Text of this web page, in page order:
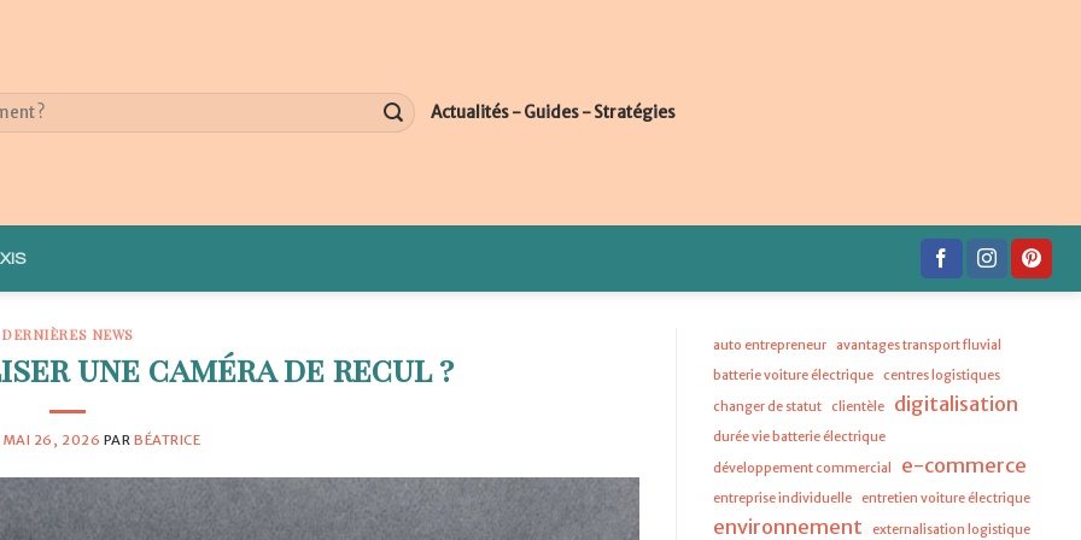
Actualités - Guides - Stratégies
DERNIÈRES NEWS
une caméra de recul ?
MAI 26, 2026 PARBÉATRICE
auto entrepreneur
avantages transport fluvial
batterie voiture électrique
centres logistiques
changer de statut
clientèle digitalisation
durée vie batterie électrique
développement commercial
e-commerce
entreprise individuelle entretien voiture électrique
environnement externalisation logistique